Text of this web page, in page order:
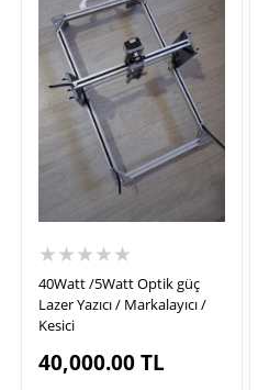
★★★★★
40Watt /5Watt Optik güç
Lazer Yazıcı / Markalayıcı /
Kesici
40,000.00TL